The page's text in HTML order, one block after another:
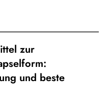
zur
und beste